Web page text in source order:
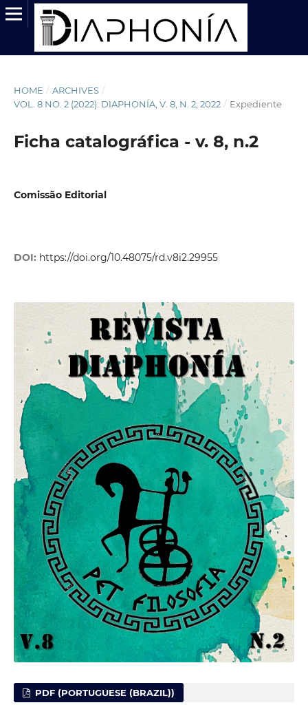
HOME / ARCHIVES /
VOL. 8 NO. 2 (2022): DIAPHONÍA, V. 8, N. 2, 2022 / Expediente
Ficha catalográfica - v. 8, n.2
Comissão Editorial
DOI: https://doi.org/10.48075/rd.v8i2.29955
PDF (PORTUGUESE (BRAZIL))